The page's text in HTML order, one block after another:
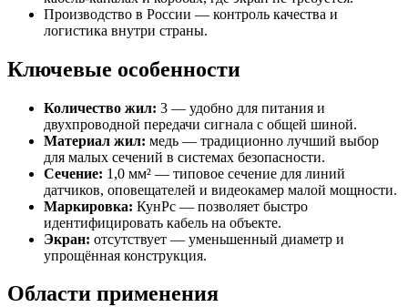
Производство в России — контроль качества и
логистика внутри страны.
Ключевые особенности
Количество жил: 3 — удобно для питания и
двухпроводной передачи сигнала с общей шиной.
Материал жил: медь — традиционно лучший выбор
для малых сечений в системах безопасности.
Сечение: 1,0 мм² — типовое сечение для линий
датчиков, оповещателей и видеокамер малой мощности.
Маркировка: КунРс — позволяет быстро
идентифицировать кабель на объекте.
Экран: отсутствует — уменьшенный диаметр и
упрощённая конструкция.
Области применения